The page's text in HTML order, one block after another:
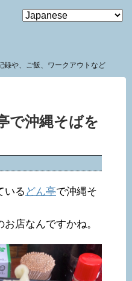
MENU
録や、ご飯、ワークアウトなど
で沖縄そばを
いる どん亭で沖縄そ
店なんですかね。